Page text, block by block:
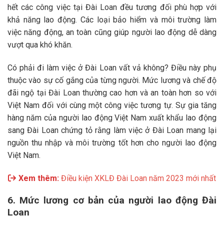
hết các công việc tại Đài Loan đều tương đối phù hợp với
khả năng lao động. Các loại bảo hiểm và môi trường làm
việc năng động, an toàn cũng giúp người lao động dễ dàng
vượt qua khó khăn.
Có phải đi làm việc ở Đài Loan vất vả không? Điều này phụ
thuộc vào sự cố gắng của từng người. Mức lương và chế độ
đãi ngộ tại Đài Loan thường cao hơn và an toàn hơn so với
Việt Nam đối với cùng một công việc tương tự. Sự gia tăng
hàng năm của người lao động Việt Nam xuất khẩu lao động
sang Đài Loan chứng tỏ rằng làm việc ở Đài Loan mang lại
nguồn thu nhập và môi trường tốt hơn cho người lao động
Việt Nam.
Xem thêm: Điều kiện XKLĐ Đài Loan năm 2023 mới nhất
6. Mức lương cơ bản của người lao động Đài
Loan